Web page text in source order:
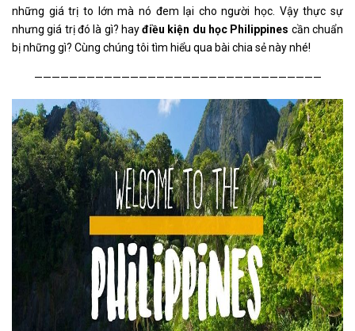
những giá trị to lớn mà nó đem lại cho người học. Vậy thực sự
nhưng giá trị đó là gì? hayđiều kiện du học Philippines cần chuẩn
bị những gì? Cùng chúng tôi tìm hiểu qua bài chia sẻ này nhé!
—————————————————————————————————